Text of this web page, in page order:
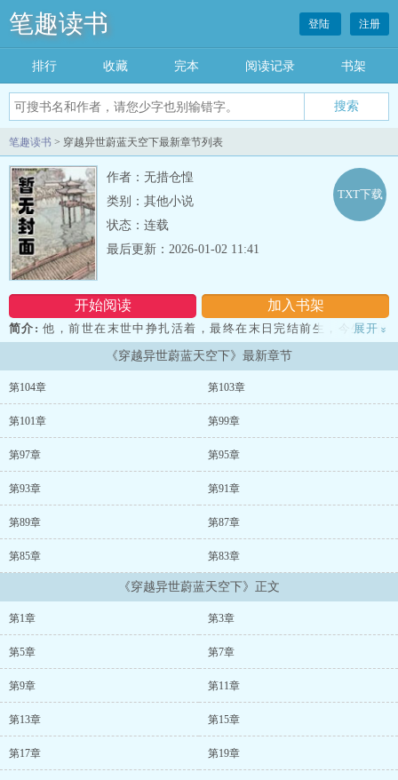
笔趣读书 登陆 注册
排行 收藏 完本 阅读记录 书架
笔趣读书 > 穿越异世蔚蓝天空下最新章节列表
作者：无措仓惶
类别：其他小说
状态：连载
开始阅读 加入书架
TXT下载
最后更新：2026-01-02 11:41
简介: 他，前世在末世中挣扎活着，最终在末日完结前生，今生，他
是被家族视作废物的存在，因为是废物，所以他被忽视，有父有母，
有兄弟亲人，有也是没有一样，他不在乎这些，再活一世，他的执着
依然只有变强和活下去，被当做废物又如何，他依然会再次站在世界
世，璀璨的容貌，让人嫉妒的天赋，他有高傲的资格，太过容易得到
的一切让生活变得无聊，因为无聊而兴起的恶劣游戏让他遇到了那
人，结果，高傲被碾碎，心被震撼，原来的厌恶轻视、虚伪的好意变
为可以倾尽所有的渴求，为了让那人的目光停留在自己身上，他必须
是最强。这是最终站在威亚大陆最巅峰上的两人的传奇史诗。内容标
签：穿越时空 魔法时刻 强强 西方罗曼搜索关键字：主角：废。瑞德
里克 ┃ 配角：亚洛菲尔。狄奥罗蒙、布兰特。硫克斯、加文。瑞德里
克、唐纳德。奥帝罗 ┃ 其它：...
展开 »
《穿越异世蔚蓝天空下》最新章节
第104章 第103章
第101章 第99章
第97章 第95章
第93章 第91章
第89章 第87章
第85章 第83章
《穿越异世蔚蓝天空下》正文
第1章 第3章
第5章 第7章
第9章 第11章
第13章 第15章
第17章 第19章